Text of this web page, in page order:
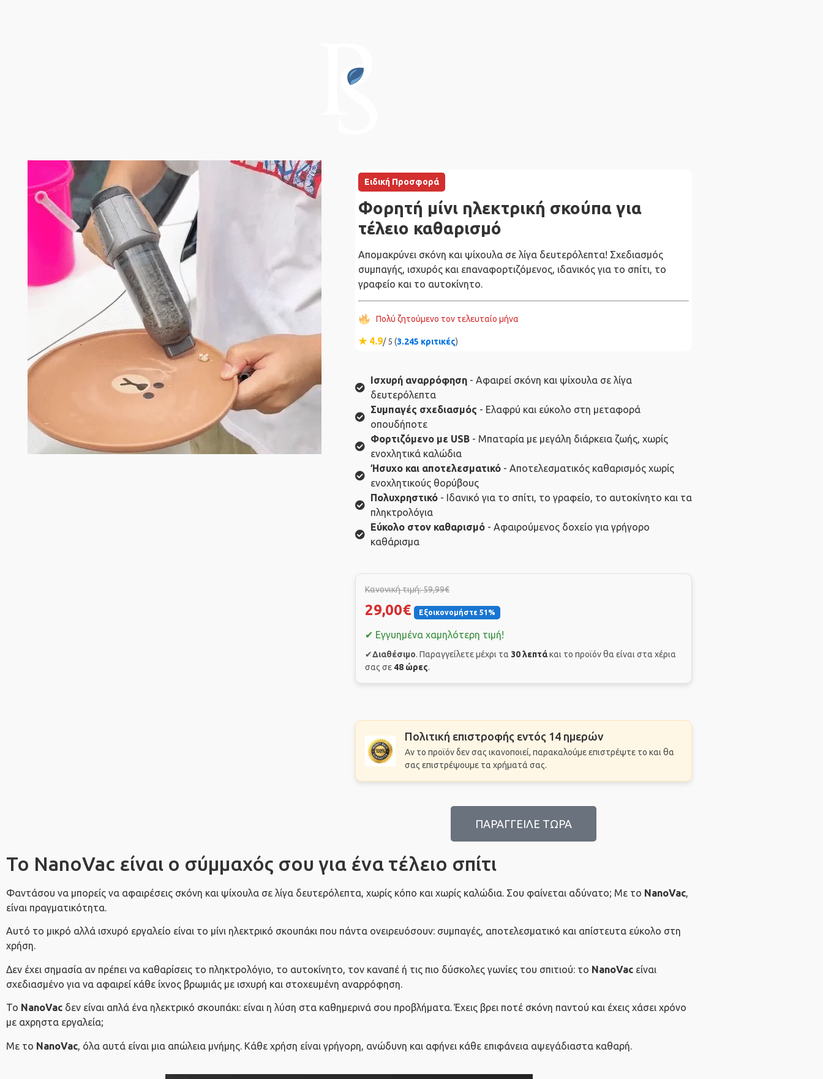
Ειδική Προσφορά
Φορητή μίνι ηλεκτρική σκούπα για
τέλειο καθαρισμό
Απομακρύνει σκόνη και ψίχουλα σε λίγα δευτερόλεπτα! Σχεδιασμός
συμπαγής, ισχυρός και επαναφορτιζόμενος, ιδανικός για το σπίτι, το
γραφείο και το αυτοκίνητο.
Πολύ ζητούμενο τον τελευταίο μήνα
★ 4.9/ 5 (3.245 κριτικές)
Ισχυρή αναρρόφηση - Αφαιρεί σκόνη και ψίχουλα σε λίγα
δευτερόλεπτα
Συμπαγές σχεδιασμός - Ελαφρύ και εύκολο στη μεταφορά
οπουδήποτε
Φορτιζόμενο με USB - Μπαταρία με μεγάλη διάρκεια ζωής, χωρίς
ενοχλητικά καλώδια
Ήσυχο και αποτελεσματικό - Αποτελεσματικός καθαρισμός χωρίς
ενοχλητικούς θορύβους
Πολυχρηστικό - Ιδανικό για το σπίτι, το γραφείο, το αυτοκίνητο και τα
πληκτρολόγια
Εύκολο στον καθαρισμό - Αφαιρούμενος δοχείο για γρήγορο
καθάρισμα
Κανονική τιμή: 59,99€
29,00€ Εξοικονομήστε 51%
✔ Εγγυημένα χαμηλότερη τιμή!
✔Διαθέσιμο. Παραγγείλετε μέχρι τα 30 λεπτάκαι το προϊόν θα είναι στα χέρια
σας σε 48 ώρες.
Πολιτική επιστροφής εντός 14 ημερών
Αν το προϊόν δεν σας ικανοποιεί, παρακαλούμε επιστρέψτε το και θα
σας επιστρέψουμε τα χρήματά σας.
ΠΑΡΑΓΓΕΙΛΕ ΤΩΡΑ
Το NanoVac είναι ο σύμμαχός σου για ένα τέλειο σπίτι
Φαντάσου να μπορείς να αφαιρέσεις σκόνη και ψίχουλα σε λίγα δευτερόλεπτα, χωρίς κόπο και χωρίς καλώδια. Σου φαίνεται αδύνατο; Με το NanoVac,
είναι πραγματικότητα.
Αυτό το μικρό αλλά ισχυρό εργαλείο είναι το μίνι ηλεκτρικό σκουπάκι που πάντα ονειρευόσουν: συμπαγές, αποτελεσματικό και απίστευτα εύκολο στη
χρήση.
Δεν έχει σημασία αν πρέπει να καθαρίσεις το πληκτρολόγιο, το αυτοκίνητο, τον καναπέ ή τις πιο δύσκολες γωνίες του σπιτιού: το NanoVac είναι
σχεδιασμένο για να αφαιρεί κάθε ίχνος βρωμιάς με ισχυρή και στοχευμένη αναρρόφηση.
Το NanoVac δεν είναι απλά ένα ηλεκτρικό σκουπάκι: είναι η λύση στα καθημερινά σου προβλήματα. Έχεις βρει ποτέ σκόνη παντού και έχεις χάσει χρόνο
με αχρηστα εργαλεία;
Με το NanoVac , όλα αυτά είναι μια απώλεια μνήμης. Κάθε χρήση είναι γρήγορη, ανώδυνη και αφήνει κάθε επιφάνεια αψεγάδιαστα καθαρή.